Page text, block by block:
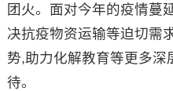
团火。面对今年的疫情蔓
决抗疫物资运输等迫切需
势,助力化解教育等更多深
待。